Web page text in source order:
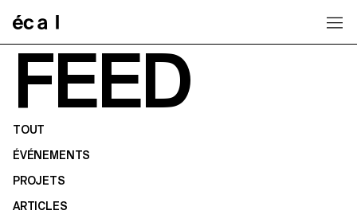
FEED
TOUT
ÉVÉNEMENTS
PROJETS
ARTICLES